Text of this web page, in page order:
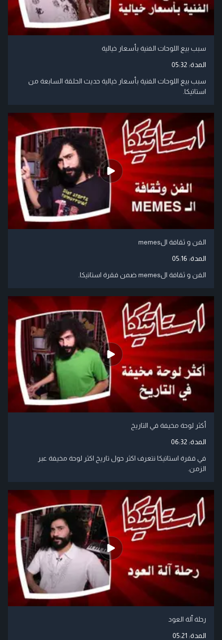
سبب بيع اللوحات الفنية بأسعار خيالية
المدة: 05:32
سبب بيع اللوحات الفنية بأسعار خيالية حديث الحلقة السابعة من
استاتيكا.
الفن و ثقافة الmemes
المدة: 05:16
الفن و ثقافة الmemes ضمن فقرة استاتيكا.
أكثر لوحة مخيفة في التاريخ
المدة: 06:32
في فقرة استاتيكا نتعرف اكثر حول تاريخ اكثر لوحة مخيفة عبر
الزمن.
رحلة اّلة العود
المدة: 05:21